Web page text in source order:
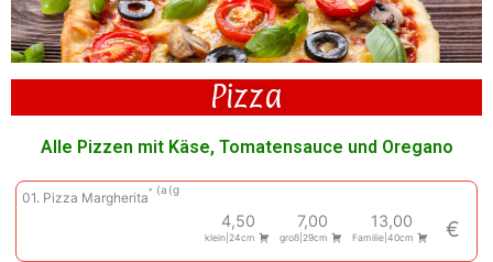
Pizza
Alle Pizzen mit Käse, Tomatensauce und Oregano
01. Pizza Margherita
a g
4,50
klein|24cm
7,00
groß|29cm
13,00
Familie|40cm €